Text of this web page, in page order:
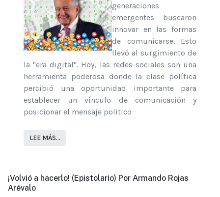
generaciones
emergentes buscaron
innovar en las formas
de comunicarse. Esto
llevó al surgimiento de
la "era digital". Hoy, las redes sociales son una
herramienta poderosa donde la clase política
percibió una oportunidad importante para
establecer un vínculo de comunicación y
posicionar el mensaje politico
LEE MÁS…
¡Volvió a hacerlo! (Epistolario) Por Armando Rojas
Arévalo